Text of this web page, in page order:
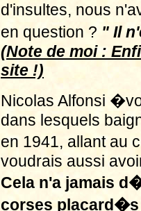
d'insultes, nous
en question ? " Il
(Note de moi :
site !)
Nicolas Alfonsi
dans lesquels
en 1941, allant au
voudrais aussi
Cela n'a jamais
corses placard�s